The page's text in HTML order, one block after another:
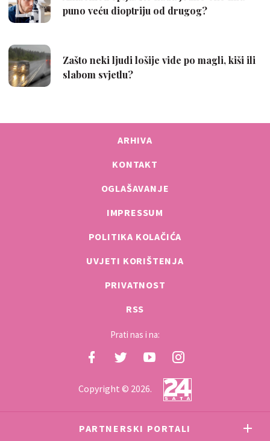
ARHIVA
KONTAKT
OGLAŠAVANJE
IMPRESSUM
POLITIKA KOLAČIĆA
UVJETI KORIŠTENJA
PRIVATNOST
RSS
Prati nas i na:
Copyright © 2026.
PARTNERSKI PORTALI